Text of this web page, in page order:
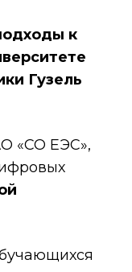
к
Гузель
«СО ЕЭС»,